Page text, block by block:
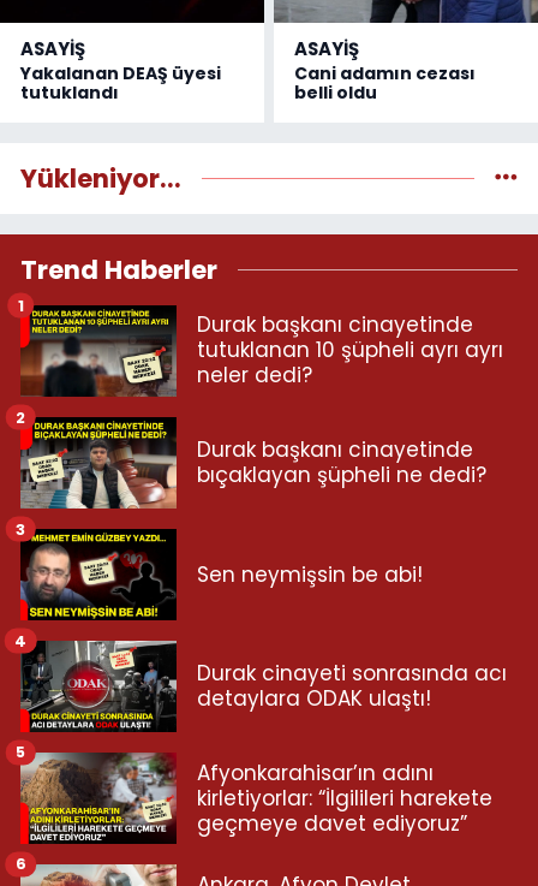
ASAYİŞ
Yakalanan DEAŞ üyesi
tutuklandı
ASAYİŞ
Cani adamın cezası
belli oldu
Yükleniyor...
Trend Haberler
Durak başkanı cinayetinde
tutuklanan 10 şüpheli ayrı ayrı
neler dedi?
1
Durak başkanı cinayetinde
bıçaklayan şüpheli ne dedi?
2
Sen neymişsin be abi!
3
Durak cinayeti sonrasında acı
detaylara ODAK ulaştı!
4
Afyonkarahisar’ın adını
kirletiyorlar: “İlgilileri harekete
geçmeye davet ediyoruz”
5
6